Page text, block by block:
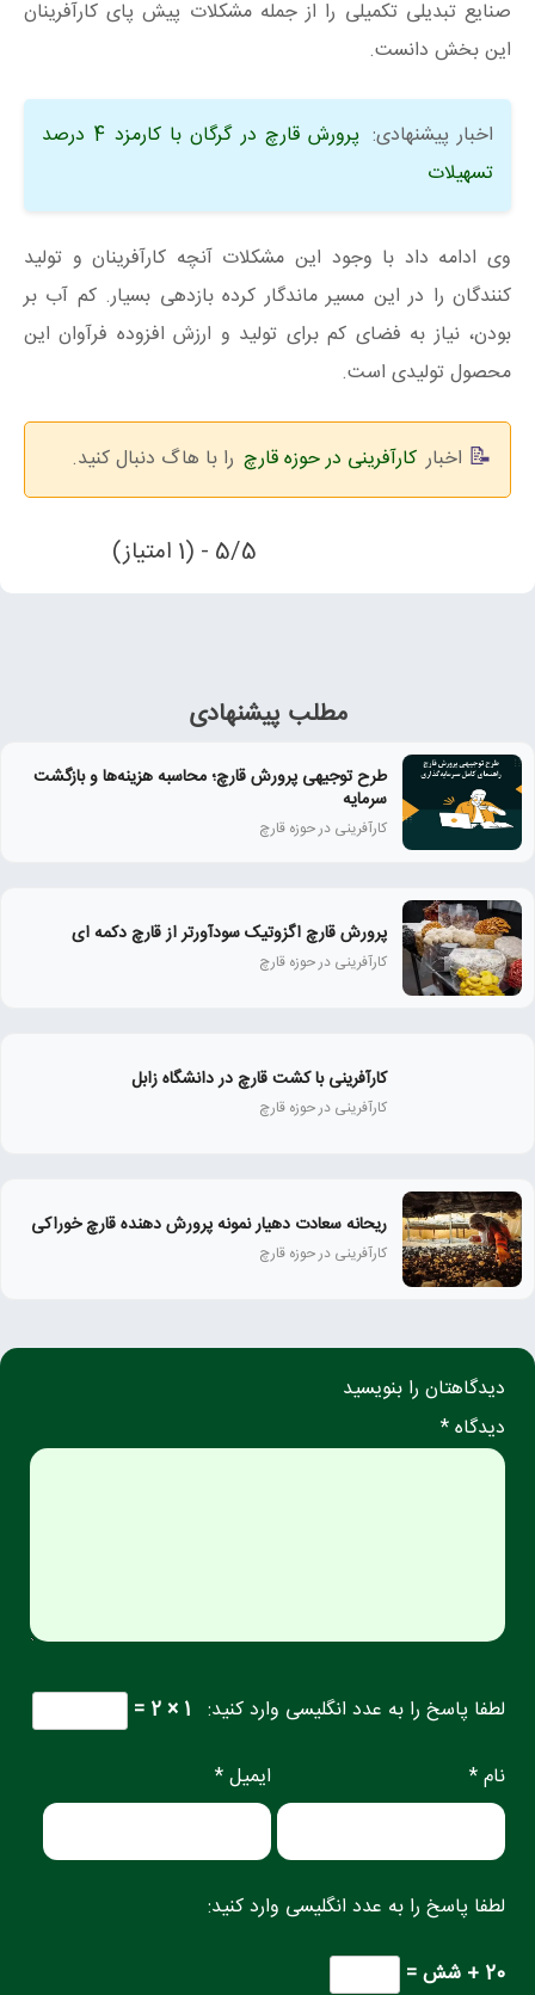
صنایع تبدیلی تکمیلی را از جمله مشکلات پیش پای کارآفرینان
این بخش دانست.
اخبار پیشنهادی:
پرورش قارچ در گرگان با کارمزد 4 درصد
تسهیلات
وی ادامه داد با وجود این مشکلات آنچه کارآفرینان و تولید
کنندگان را در این مسیر ماندگار کرده بازدهی بسیار. کم آب بر
بودن، نیاز به فضای کم برای تولید و ارزش افزوده فرآوان این
محصول تولیدی است.
اخبار کارآفرینی در حوزه قارچ را با هاگ دنبال کنید.
5/5 - (1 امتیاز)
مطلب پیشنهادی
طرح توجیهی پرورش قارچ؛ محاسبه هزینه‌ها و بازگشت
سرمایه
کارآفرینی در حوزه قارچ
پرورش قارچ اگزوتیک سودآورتر از قارچ دکمه ای
کارآفرینی در حوزه قارچ
کارآفرینی با کشت قارچ در دانشگاه زابل
کارآفرینی در حوزه قارچ
ریحانه سعادت دهیار نمونه پرورش دهنده قارچ خوراکی
کارآفرینی در حوزه قارچ
دیدگاهتان را بنویسید
دیدگاه *
لطفا پاسخ را به عدد انگلیسی وارد کنید: 1 × 2 =
نام * ایمیل *
لطفا پاسخ را به عدد انگلیسی وارد کنید:
20 + شش =